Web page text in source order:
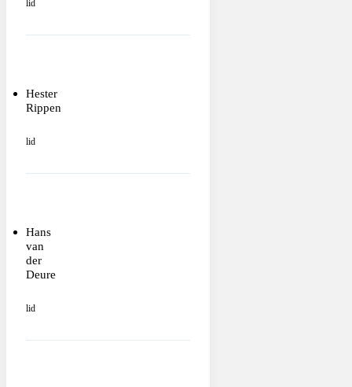
lid
Hester
Rippen
lid
Hans
van
der
Deure
lid